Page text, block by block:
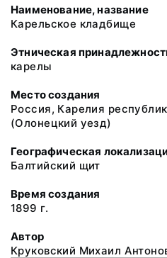
Наименование, название
Карельское кладбище
Этническая
карелы
Место создания
Россия, Карелия
(Олонецкий уезд)
Географическая
Балтийский щит
Время создания
1899 г.
Автор
Круковский Михаил